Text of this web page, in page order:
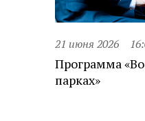
21 июня 2026
Программа
парках»